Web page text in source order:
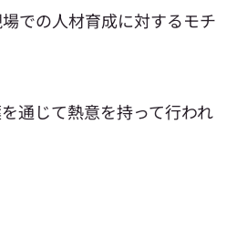
での人材育成に対するモチ
通じて熱意を持って行われ